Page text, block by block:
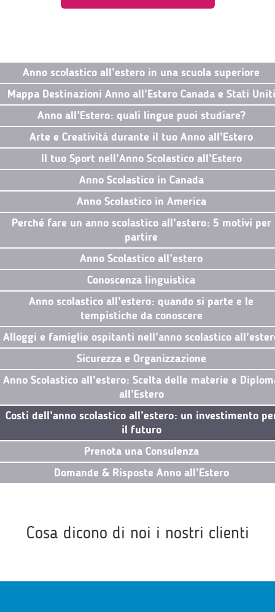
Anno scolastico all’estero in una scuola superiore
Mappa Destinazioni Anno all’Estero Canada e Stati Uniti
Anno all’Estero: quali lingue puoi studiare?
Arte e Creatività durante il tuo Anno all’Estero
Il tuo Sport nell’Anno Scolastico all’Estero
Anno Scolastico in Canada
Anno Scolastico in America
Perché fare un anno scolastico all’estero: 5 motivi per
partire
Anno Scolastico all’estero
Conoscenza linguistica
Anno scolastico all’estero: quando si parte e le
tempistiche da conoscere
Alloggi e famiglie ospitanti nell’anno scolastico
Sicurezza e Organizzazione
Anno Scolastico all’estero: Scelta delle materie e
all’Estero
Costi dell’anno scolastico all’estero: un investimento
il futuro
Prenota una Consulenza
Domande & Risposte Anno all’Estero
Cosa dicono di noi i nostri clienti